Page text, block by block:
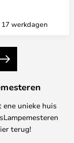
werkdagen
Volgende
unieke huis
terug!